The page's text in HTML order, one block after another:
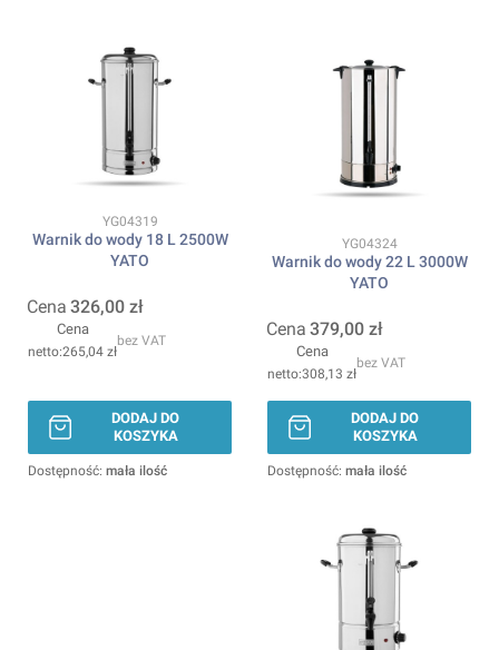
Kod produktu
YG04319
Warnik do wody 18 L 2500W
YATO
Cena 326,00 zł
Cena
265,04 zł
bez VAT
DODAJ DO
KOSZYKA
Dostępność: mała ilość
Kod produktu
YG04324
Warnik do wody 22 L 3000W
YATO
Cena 379,00 zł
Cena
308,13 zł
bez VAT
DODAJ DO
KOSZYKA
Dostępność: mała ilość